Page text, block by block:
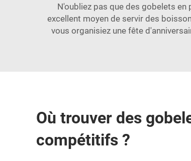
N'oubliez pas que des gobelets
excellent moyen de servir des
vous organisiez une fête
Où trouver des
compétitifs ?